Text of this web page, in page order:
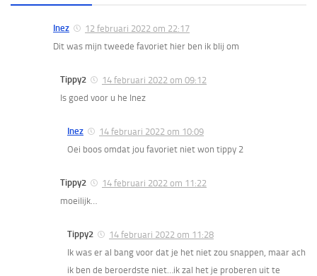
Inez
12 februari 2022 om 22:17
Dit was mijn tweede favoriet hier ben ik blij om
Tippy2
14 februari 2022 om 09:12
Is goed voor u he Inez
Inez
14 februari 2022 om 10:09
Oei boos omdat jou favoriet niet won tippy 2
Tippy2
14 februari 2022 om 11:22
moeilijk…
Tippy2
14 februari 2022 om 11:28
Ik was er al bang voor dat je het niet zou snappen, maar ach
ik ben de beroerdste niet…ik zal het je proberen uit te